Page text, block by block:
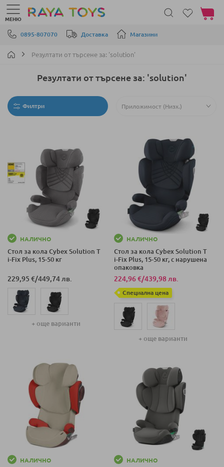
Прескачане към съдържанието
0895-807070 Доставка Магазини
МЕНЮ
Моята
Резултати от търсене за: 'solution'
Резултати от търсене за: 'solution'
Филтри
НАЛИЧНО
Стол за кола Cybex Solution T
i-Fix Plus, 15-50 кг
229,95 €/449,74 лв.
+ още варианти
НАЛИЧНО
Стол за кола Cybex Solution T
i-Fix Plus, 15-50 кг, с нарушена
опаковка
224,96 €/439,98 лв.
Специална цена
+ още варианти
НАЛИЧНО НАЛИЧНО